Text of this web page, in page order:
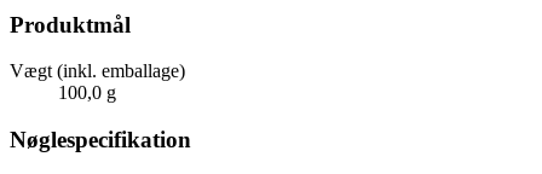
Produktmål
Vægt (inkl. emballage)
100,0 g
Nøglespecifikation